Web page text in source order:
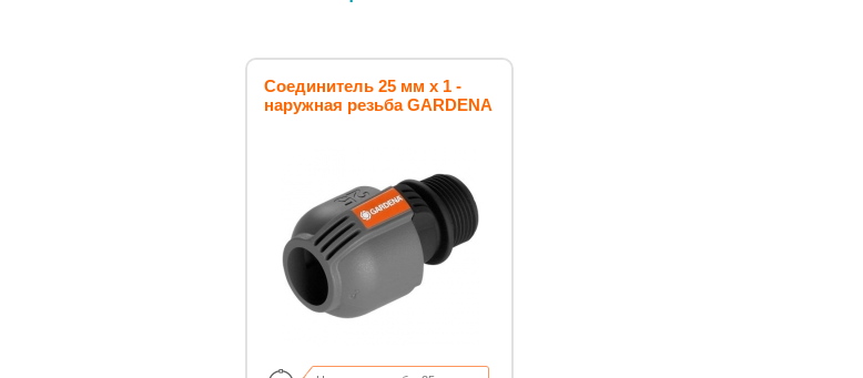
Соединитель 25 мм x 1 -
наружная резьба GARDENA